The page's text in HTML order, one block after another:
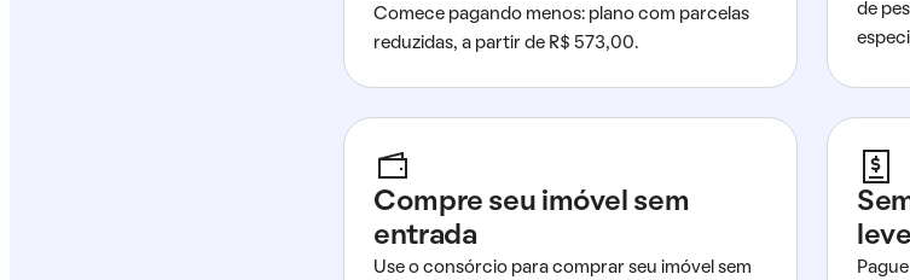
Comece pagando menos: plano com parcelas
reduzidas, a partir de R$ 573,00.
de
Compre seu imóvel sem
entrada
Use o consórcio para comprar seu imóvel sem